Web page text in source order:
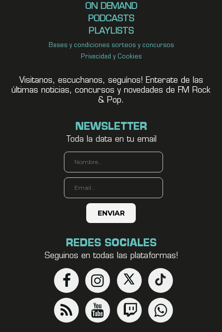
ON DEMAND
PODCASTS
PLAYLISTS
Bases y condiciones sorteos y concursos
Privacidad y Cookies
Visitanos, escuchanos, seguínos! Enterate de las
últimas noticias, concursos y novedades de FM Rock
& Pop.
NEWSLETTER
Toda la data en tu email
REDES SOCIALES
Seguinos en todas las plataformas!